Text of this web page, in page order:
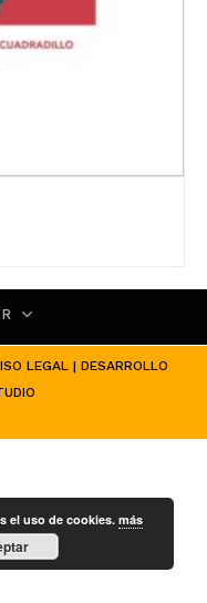
LEGAL | DESARROLLO
el uso de cookies.más